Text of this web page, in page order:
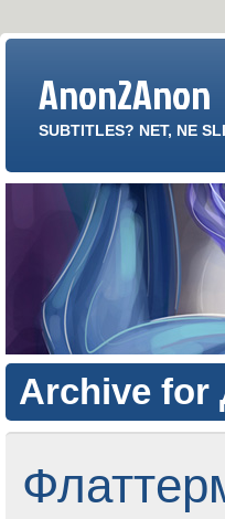
Anon2Anon
SUBTITLES? NET, NE
Archive for